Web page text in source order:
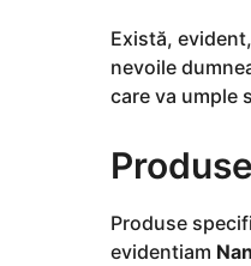
Există,
nevoile
care va umple
Produse
evidentiam